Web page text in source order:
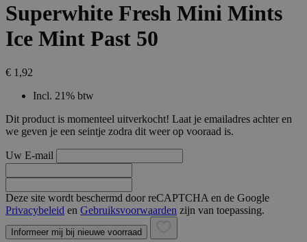
Superwhite Fresh Mini Mints
Ice Mint Past 50
€ 1,92
Incl. 21% btw
Dit product is momenteel uitverkocht! Laat je emailadres achter en
we geven je een seintje zodra dit weer op vooraad is.
Uw E-mail
Deze site wordt beschermd door reCAPTCHA en de Google
Privacybeleid en Gebruiksvoorwaarden zijn van toepassing.
Informeer mij bij nieuwe voorraad